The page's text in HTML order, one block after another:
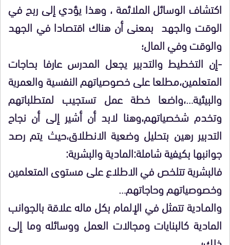
اكتشاف الوسائل الملائمة ، وهذا يؤدي إلى ربح في
الوقت والجهد بمعنى أن هناك اقتصادا في الجهد
والوقت وفي المال؛
-إن التخطيط والتدبير يجعل المدرس عارفا بحاجات
المتعلمين،مطلعا على خصوصياتهم النفسية والعمرية
والبيئية…،واضعا خطة عمل تستجيب لمتطلباتهم
وتخدم شخصياتهم،وهنا لابد أن أشير إلى أن نجاح
التدبير رهين بتحليل وضعية الانطلاق،حيث يتم رصد
جوانبها بكيفية شاملة:المادية والبشرية:
فالبشرية تتلخص في الاطلاع على مستوى المتعلمين
وخصوصياتهم وحاجاتهم…
والمـادية تتمثل في الإلمام بكل ماله علاقة بالجوانب
المادية كالبنايات ومجالات العمل ووسائله وما إلى